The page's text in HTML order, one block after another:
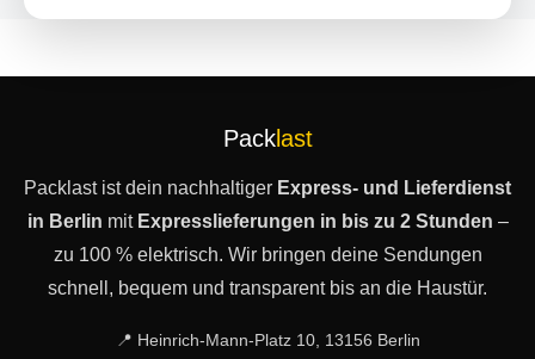
Packlast
Packlast ist dein nachhaltiger Express- und Lieferdienst
in Berlin mit Expresslieferungen in bis zu 2 Stunden –
zu 100 % elektrisch. Wir bringen deine Sendungen
schnell, bequem und transparent bis an die Haustür.
📍 Heinrich-Mann-Platz 10, 13156 Berlin